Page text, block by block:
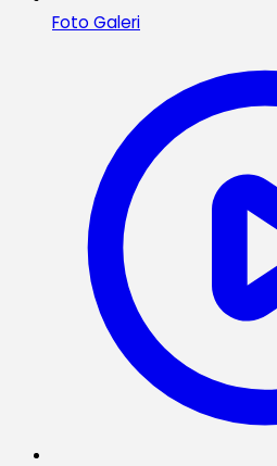
Foto Galeri